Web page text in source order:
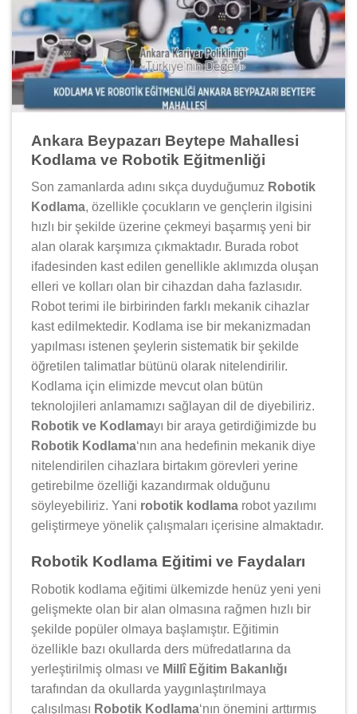
Ankara Beypazarı Beytepe Mahallesi
Kodlama ve Robotik Eğitmenliği
Son zamanlarda adını sıkça duyduğumuz Robotik
Kodlama, özellikle çocukların ve gençlerin ilgisini
hızlı bir şekilde üzerine çekmeyi başarmış yeni bir
alan olarak karşımıza çıkmaktadır. Burada robot
ifadesinden kast edilen genellikle aklımızda oluşan
elleri ve kolları olan bir cihazdan daha fazlasıdır.
Robot terimi ile birbirinden farklı mekanik cihazlar
kast edilmektedir. Kodlama ise bir mekanizmadan
yapılması istenen şeylerin sistematik bir şekilde
öğretilen talimatlar bütünü olarak nitelendirilir.
Kodlama için elimizde mevcut olan bütün
teknolojileri anlamamızı sağlayan dil de diyebiliriz.
Robotik ve Kodlamayı bir araya getirdiğimizde bu
Robotik Kodlama‘nın ana hedefinin mekanik diye
nitelendirilen cihazlara birtakım görevleri yerine
getirebilme özelliği kazandırmak olduğunu
söyleyebiliriz. Yani robotik kodlama robot yazılımı
geliştirmeye yönelik çalışmaları içerisine almaktadır.
Robotik Kodlama Eğitimi ve Faydaları
Robotik kodlama eğitimi ülkemizde henüz yeni yeni
gelişmekte olan bir alan olmasına rağmen hızlı bir
şekilde popüler olmaya başlamıştır. Eğitimin
özellikle bazı okullarda ders müfredatlarına da
yerleştirilmiş olması ve Millî Eğitim Bakanlığı
tarafından da okullarda yaygınlaştırılmaya
çalışılması Robotik Kodlama‘nın önemini arttırmış